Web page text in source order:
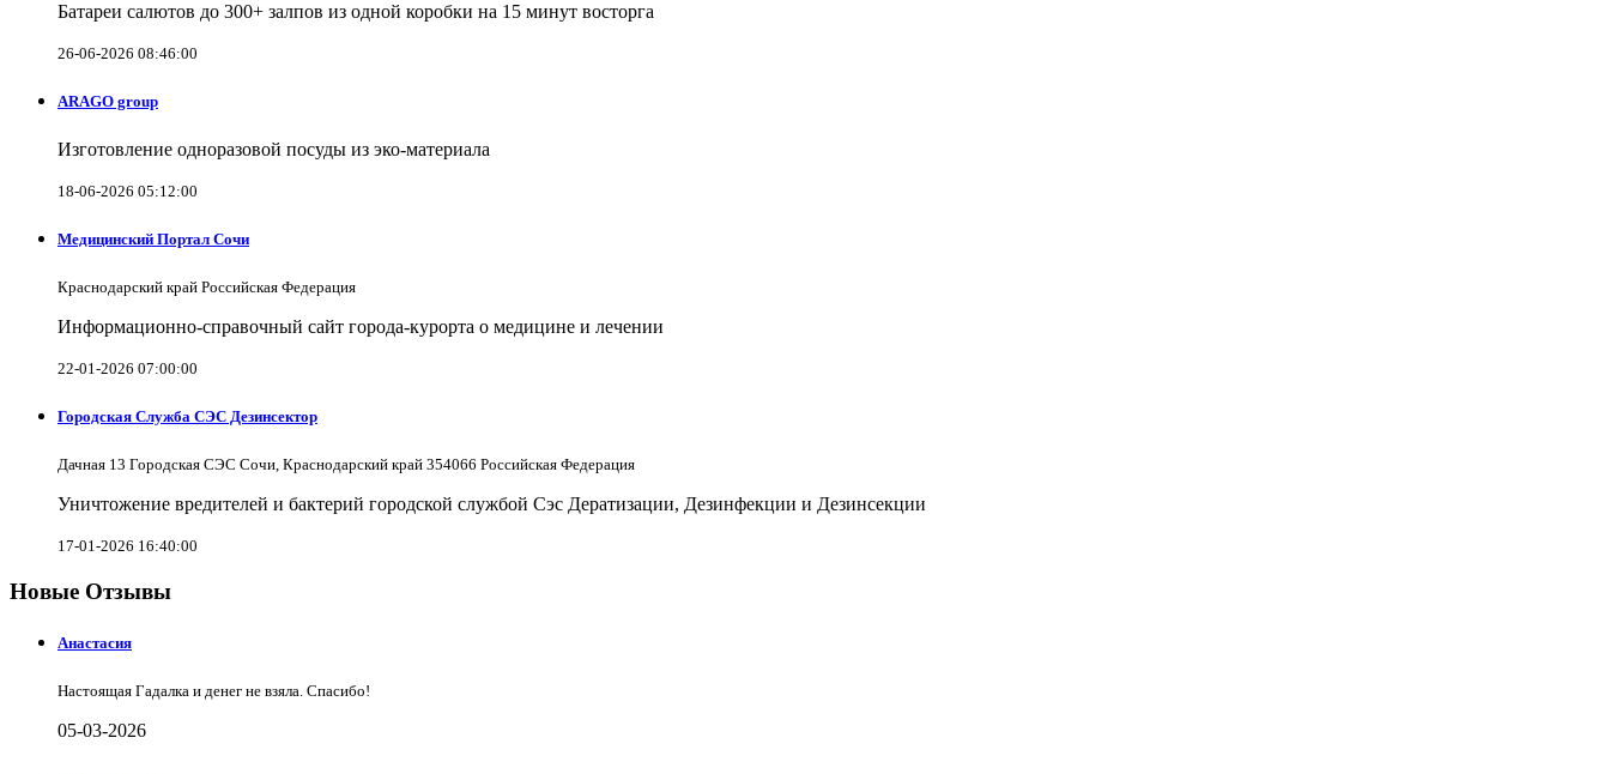
Батареи салютов до 300+ залпов из одной коробки на 15 минут восторга
26-06-2026 08:46:00
ARAGO group
Изготовление одноразовой посуды из эко-материала
18-06-2026 05:12:00
Медицинский Портал Сочи
Краснодарский край Российская Федерация
Информационно-справочный сайт города-курорта о медицине и лечении
22-01-2026 07:00:00
Городская Служба СЭС Дезинсектор
Дачная 13 Городская СЭС Сочи, Краснодарский край 354066 Российская Федерация
Уничтожение вредителей и бактерий городской службой Сэс Дератизации, Дезинфекции и Дезинсекции
17-01-2026 16:40:00
Новые Отзывы
Анастасия
Настоящая Гадалка и денег не взяла. Спасибо!
05-03-2026